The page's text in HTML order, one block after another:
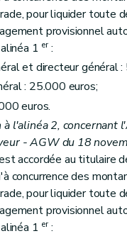
pour liquider toute
provisionnel
1 er:
et directeur général
: 25.000 euros;
euros.
à l'alinéa 2, concernant
- AGW du 18
accordée au titulaire
concurrence des
pour liquider toute
provisionnel
1 er: